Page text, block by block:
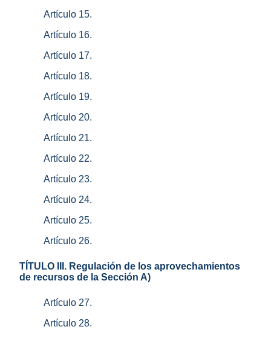
Artículo 15.
Artículo 16.
Artículo 17.
Artículo 18.
Artículo 19.
Artículo 20.
Artículo 21.
Artículo 22.
Artículo 23.
Artículo 24.
Artículo 25.
Artículo 26.
TÍTULO III. Regulación de los aprovechamientos
de recursos de la Sección A)
Artículo 27.
Artículo 28.